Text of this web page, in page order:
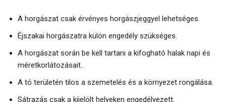
A horgászat csak érvényes horgászjeggyel lehetséges.
Éjszakai horgászatra külön engedély szükséges.
A horgászat során be kell tartani a kifogható halak napi és
méretkorlátozásait.
A tó területén tilos a szemetelés és a környezet rongálása.
Sátrazás csak a kijelölt helyeken engedélyezett.